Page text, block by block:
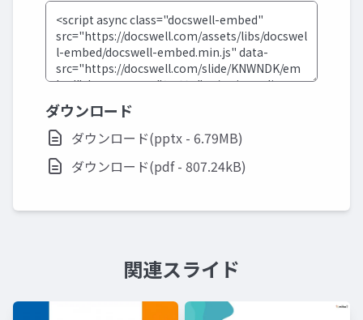
ダウンロード
ダウンロード(pptx - 6.79MB)
ダウンロード(pdf - 807.24kB)
関連スライド